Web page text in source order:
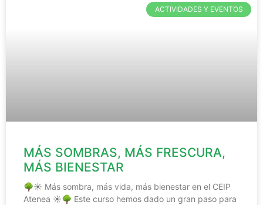
ACTIVIDADES Y EVENTOS
MÁS SOMBRAS, MÁS FRESCURA,
MÁS BIENESTAR
🌳☀️ Más sombra, más vida, más bienestar en el CEIP
Atenea ☀️🌳 Este curso hemos dado un gran paso para